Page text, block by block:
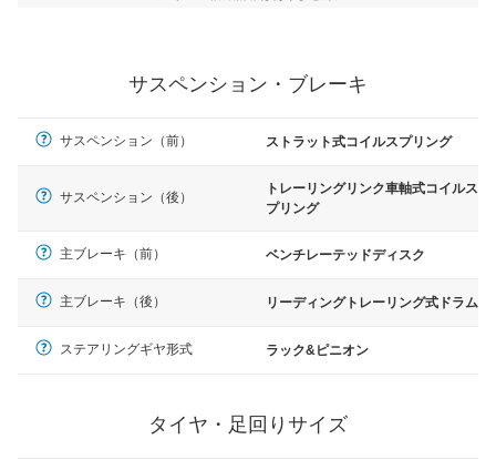
サスペンション・ブレーキ
サスペンション（前） ストラット式コイルスプリング
サスペンション（後）
トレーリングリンク車軸式コイルス
プリング
主ブレーキ（前） ベンチレーテッドディスク
主ブレーキ（後） リーディングトレーリング式ドラム
ステアリングギヤ形式 ラック&ピニオン
タイヤ・足回りサイズ